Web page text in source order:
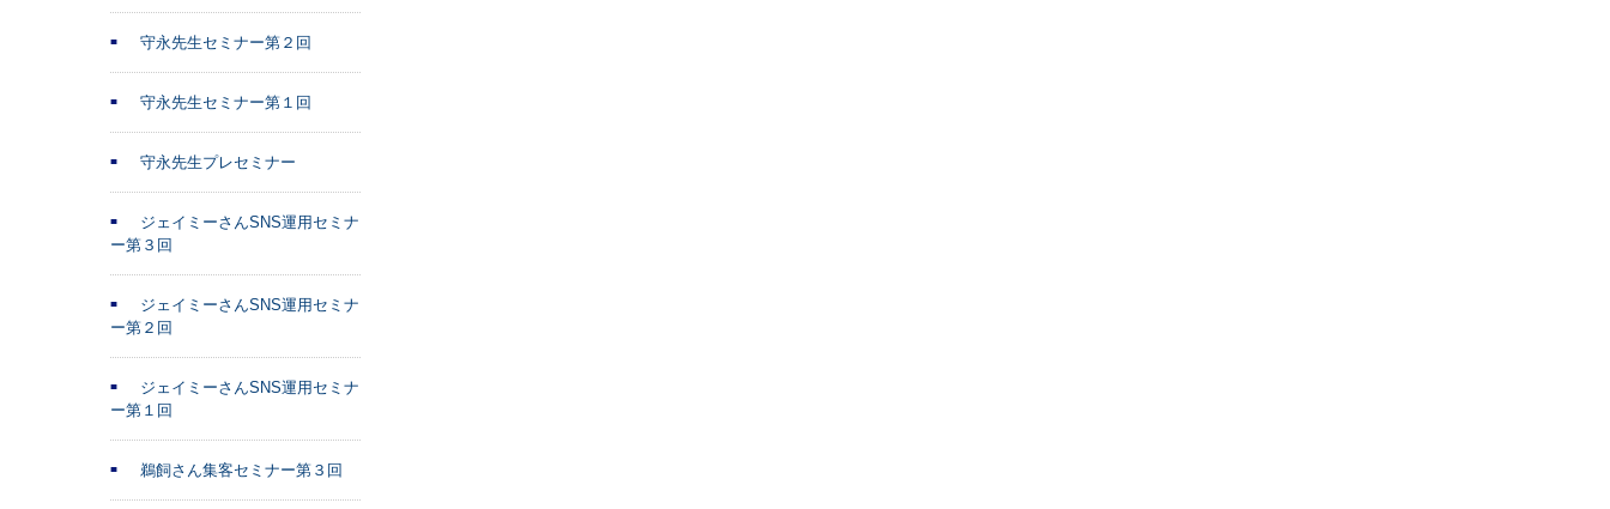
守永先生セミナー第２回
守永先生セミナー第１回
守永先生プレセミナー
ジェイミーさんSNS運用セミナ
ー第３回
ジェイミーさんSNS運用セミナ
ー第２回
ジェイミーさんSNS運用セミナ
ー第１回
鵜飼さん集客セミナー第３回